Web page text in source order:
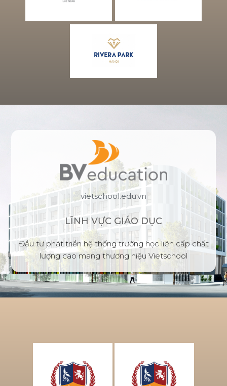
vietschool.edu.vn
LĨNH VỰC GIÁO DỤC
Đầu tư phát triển hệ thống trường học liên cấp chất
lượng cao mang thương hiệu Vietschool